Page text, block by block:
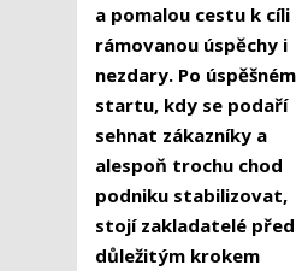
a pomalou cestu k cíli
rámovanou úspěchy i
nezdary. Po úspěšném
startu, kdy se podaří
sehnat zákazníky a
alespoň trochu chod
podniku stabilizovat,
stojí zakladatelé před
důležitým krokem